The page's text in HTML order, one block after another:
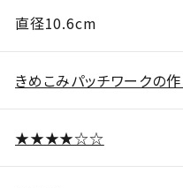
直径10.6cm
きめこみパッチワークの
★★★★☆☆